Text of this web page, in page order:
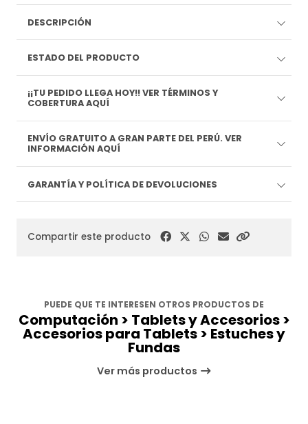
DESCRIPCIÓN
ESTADO DEL PRODUCTO
¡¡TU PEDIDO LLEGA HOY!! VER TÉRMINOS Y
COBERTURA AQUÍ
ENVÍO GRATUITO A GRAN PARTE DEL PERÚ. VER
INFORMACIÓN AQUÍ
GARANTÍA Y POLÍTICA DE DEVOLUCIONES
Compartir este producto
PUEDE QUE TE INTERESEN OTROS PRODUCTOS DE
Computación > Tablets y Accesorios >
Accesorios para Tablets > Estuches y
Fundas
Ver más productos